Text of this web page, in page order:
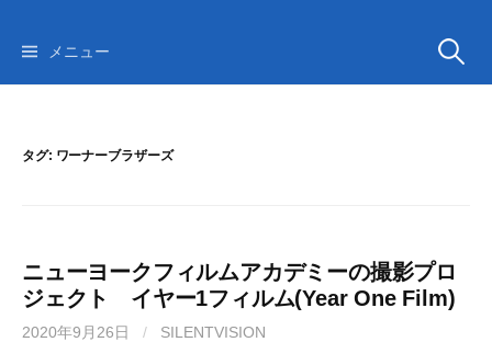
メニュー 検
タグ: ワーナーブラザーズ
ニューヨークフィルムアカデミーの撮影プロ
ジェクト イヤー1フィルム(Year One Film)
2020年9月26日 / SILENTVISION